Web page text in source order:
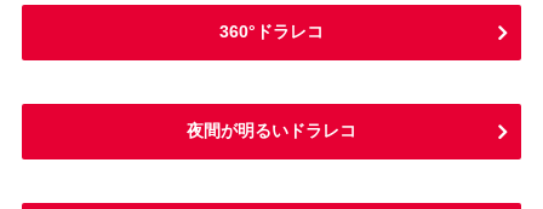
360°ドラレコ
夜間が明るいドラレコ